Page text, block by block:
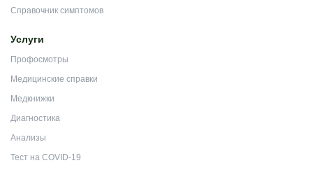
Справочник симптомов
Услуги
Профосмотры
Медицинские справки
Медкнижки
Диагностика
Анализы
Тест на COVID-19